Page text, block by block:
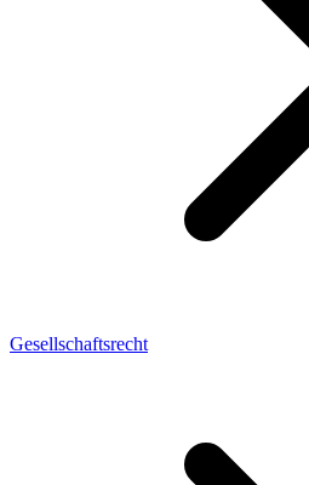
Gesellschaftsrecht